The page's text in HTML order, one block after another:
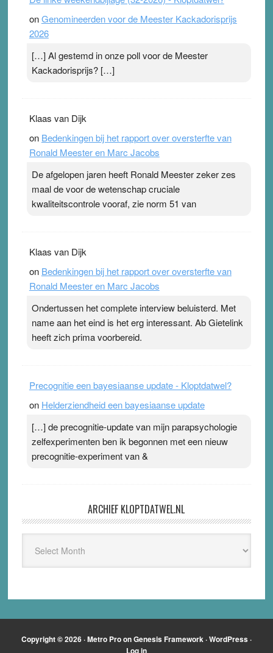
onGenomineerden voor de Meester Kackadorisprijs
2026
[…] Al gestemd in onze poll voor de Meester
Kackadorisprijs? […]
Klaas van Dijk
on Bedenkingen bij het rapport over oversterfte van
Ronald Meester en Marc Jacobs
De afgelopen jaren heeft Ronald Meester zeker zes
maal de voor de wetenschap cruciale
kwaliteitscontrole vooraf, zie norm 51 van
Klaas van Dijk
on Bedenkingen bij het rapport over oversterfte van
Ronald Meester en Marc Jacobs
Ondertussen het complete interview beluisterd. Met
name aan het eind is het erg interessant. Ab Gietelink
heeft zich prima voorbereid.
Precognitie een bayesiaanse update - Kloptdatwel?
on Helderziendheid een bayesiaanse update
[…] de precognitie-update van mijn parapsychologie
zelfexperimenten ben ik begonnen met een nieuw
precognitie-experiment van &
ARCHIEF KLOPTDATWEL.NL
Kloptdatwel.nl
Copyright © 2026 ·Metro ProonGenesis Framework ·WordPress ·
Log in